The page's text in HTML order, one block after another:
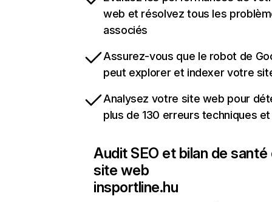
web et résolvez tous les
associés
Assurez-vous que le robot de
peut explorer et indexer votre
Analysez votre site web pour
plus de 130 erreurs techniques et
Audit SEO et bilan de santé
site web
insportline.hu